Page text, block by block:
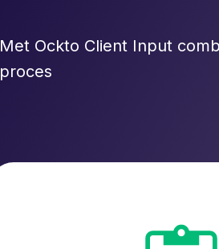
Met Ockto Client Input
proces